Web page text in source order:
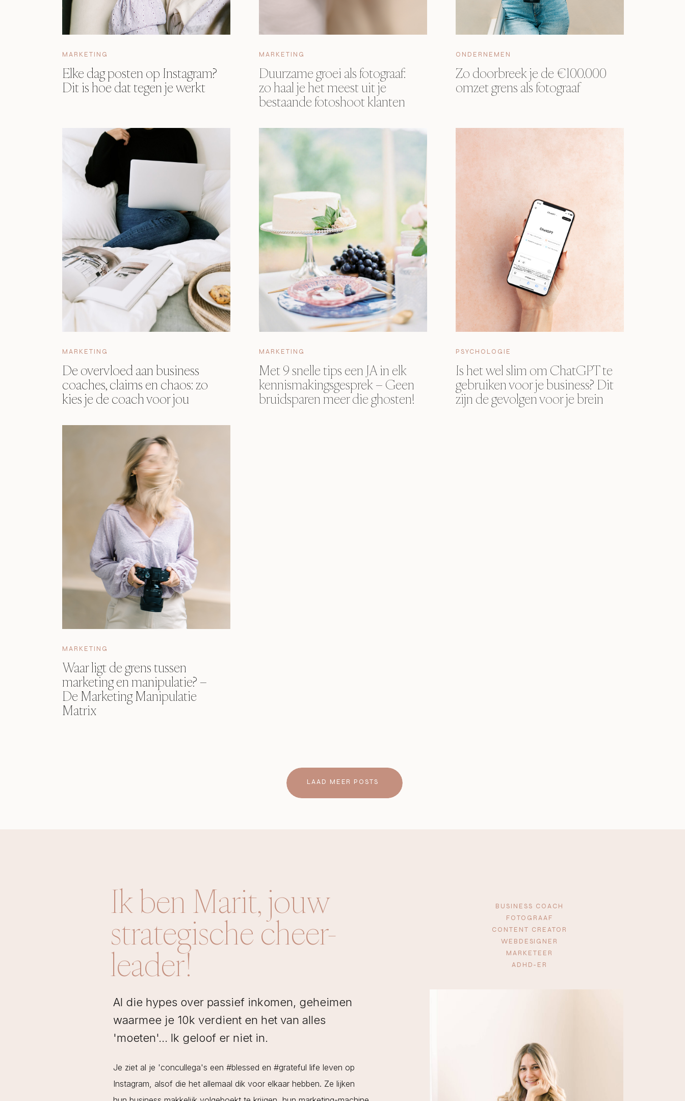
MARKETING
Elke dag posten op Instagram?
Dit is hoe dat tegen je werkt
MARKETING
Duurzame groei als fotograaf:
zo haal je het meest uit je
bestaande fotoshoot klanten
ONDERNEMEN
Zo doorbreek je de €100.000
omzet grens als fotograaf
MARKETING
De overvloed aan business
coaches, claims en chaos: zo
kies je de coach voor jou
MARKETING
Met 9 snelle tips een JA in elk
kennismakingsgesprek – Geen
bruidsparen meer die ghosten!
PSYCHOLOGIE
Is het wel slim om ChatGPT te
gebruiken voor je business? Dit
zijn de gevolgen voor je brein
MARKETING
Waar ligt de grens tussen
marketing en manipulatie? –
De Marketing Manipulatie
Matrix
LAAD MEER POSTS
Ik ben Marit, jouw
strategische cheer-
leader!
BUSINESS COACH
FOTOGRAAF
CONTENT CREATOR
WEBDESIGNER
MARKETEER
ADHD-ER
Je ziet al je 'concullega's een #blessed en #grateful life leven op
Instagram, alsof die het allemaal dik voor elkaar hebben. Ze lijken
Al die hypes over passief inkomen, geheimen
waarmee je 10k verdient en het van alles
'moeten'... Ik geloof er niet in.